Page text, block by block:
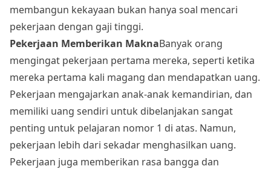
membangun kekayaan bukan hanya soal mencari
pekerjaan dengan gaji tinggi.
Pekerjaan Memberikan MaknaBanyak orang
mengingat pekerjaan pertama mereka, seperti ketika
mereka pertama kali magang dan mendapatkan uang.
Pekerjaan mengajarkan anak-anak kemandirian, dan
memiliki uang sendiri untuk dibelanjakan sangat
penting untuk pelajaran nomor 1 di atas. Namun,
pekerjaan lebih dari sekadar menghasilkan uang.
Pekerjaan juga memberikan rasa bangga dan